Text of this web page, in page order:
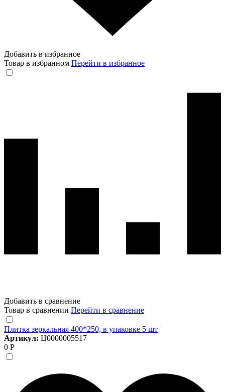
Добавить в избранное
Товар в избранном Перейти в избранное
Добавить в сравнение
Товар в сравнении Перейти в сравнение
Плитка зеркальная 400*250, в упаковке 5 шт
Артикул: Ц0000005517
0 Р